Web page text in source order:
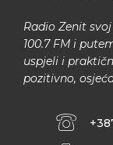
Radio Zenit
100.7 FM i
uspjeli i
pozitivno,